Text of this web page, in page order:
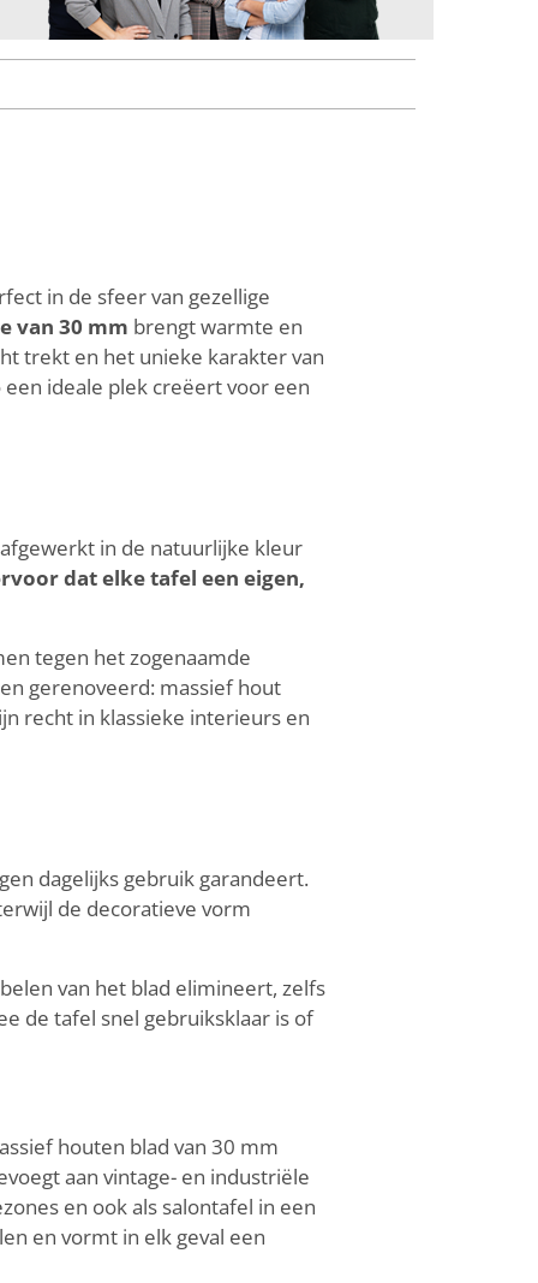
in de sfeer van gezellige
van 30 mm brengt warmte en
trekt en het unieke karakter van
ideale plek creëert voor een
in de natuurlijke kleur
dat elke tafel een eigen,
tegen het zogenaamde
gerenoveerd: massief hout
recht in klassieke interieurs en
dagelijks gebruik garandeert.
de decoratieve vorm
van het blad elimineert, zelfs
de tafel snel gebruiksklaar is of
houten blad van 30 mm
aan vintage- en industriële
en ook als salontafel in een
en vormt in elk geval een